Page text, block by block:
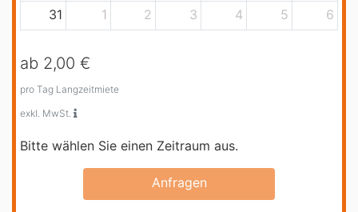
31
1 2 3 4 5 6
ab 2,00 €
pro Tag Langzeitmiete
exkl. MwSt.
Bitte wählen Sie einen Zeitraum aus.
Anfragen